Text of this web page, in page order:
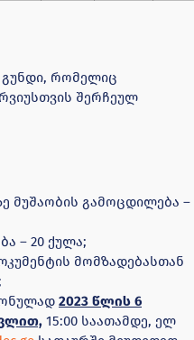
გუნდი, რომელიც
შერჩეულ
მუშაობის გამოცდილება –
– 20 ქულა;
მომზადებასთან
2023 წლის 6
15:00 საათამდე, ელ